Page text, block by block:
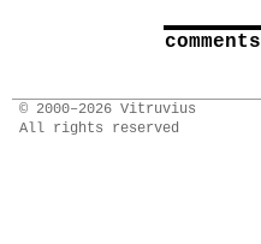
comments
© 2000–2026 Vitruvius
All rights reserved